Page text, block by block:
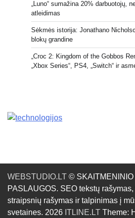
„Luno“ sumažina 20% darbuotojų,
atleidimas
Sėkmės istorija: Jonathano
blokų grandine
„Croc 2: Kingdom of the Gobbos
„Xbox Series“, PS4, „Switch“ ir
WEBSTUDIO.LT ©
PASLAUGOS. SEO tekstų
straipsnių rašymas ir talpinimas į
svetaines. 2026 ITLINE.LT Theme: